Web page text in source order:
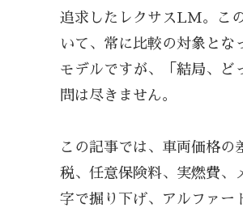
追求したレクサスLM。こ
いて、常に比較の対象とな
モデルですが、「結局、ど
問は尽きません。
この記事では、車両価格の
税、任意保険料、実燃費、
字で掘り下げ、アルファー